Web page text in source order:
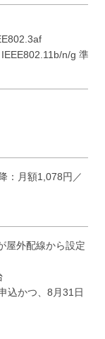
n/g 準
：月額1,078円／
屋外配線から設定
込かつ、8月31日